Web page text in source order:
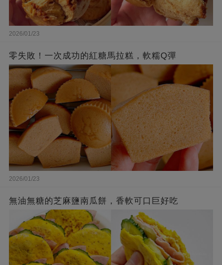
2026/01/23
零失敗！一次成功的紅糖馬拉糕，軟糯Q彈
2026/01/23
無油無糖的芝麻鹽南瓜餅，香軟可口巨好吃